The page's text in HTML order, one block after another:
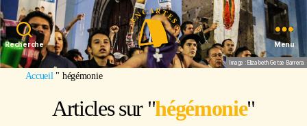
Recherche Menu
Image : Elizabeth Getse Barrera
Accueil " hégémonie
Articles sur "hégémonie"